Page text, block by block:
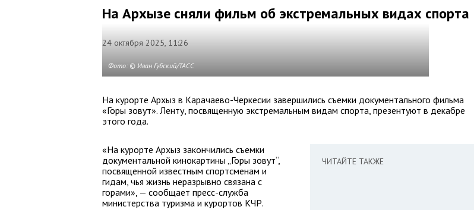
На Архызе сняли фильм об экстремальных видах спорта
24 октября 2025, 11:26
Фото: © Иван Губский/ТАСС
На курорте Архыз в Карачаево-Черкесии завершились съемки документального фильма
«Горы зовут». Ленту, посвященную экстремальным видам спорта, презентуют в декабре
этого года.
ЧИТАЙТЕ ТАКЖЕ
«На курорте Архыз закончились съемки
документальной кинокартины „Горы зовут“,
посвященной известным спортсменам и
гидам, чья жизнь неразрывно связана с
горами», — сообщает пресс-служба
министерства туризма и курортов КЧР.